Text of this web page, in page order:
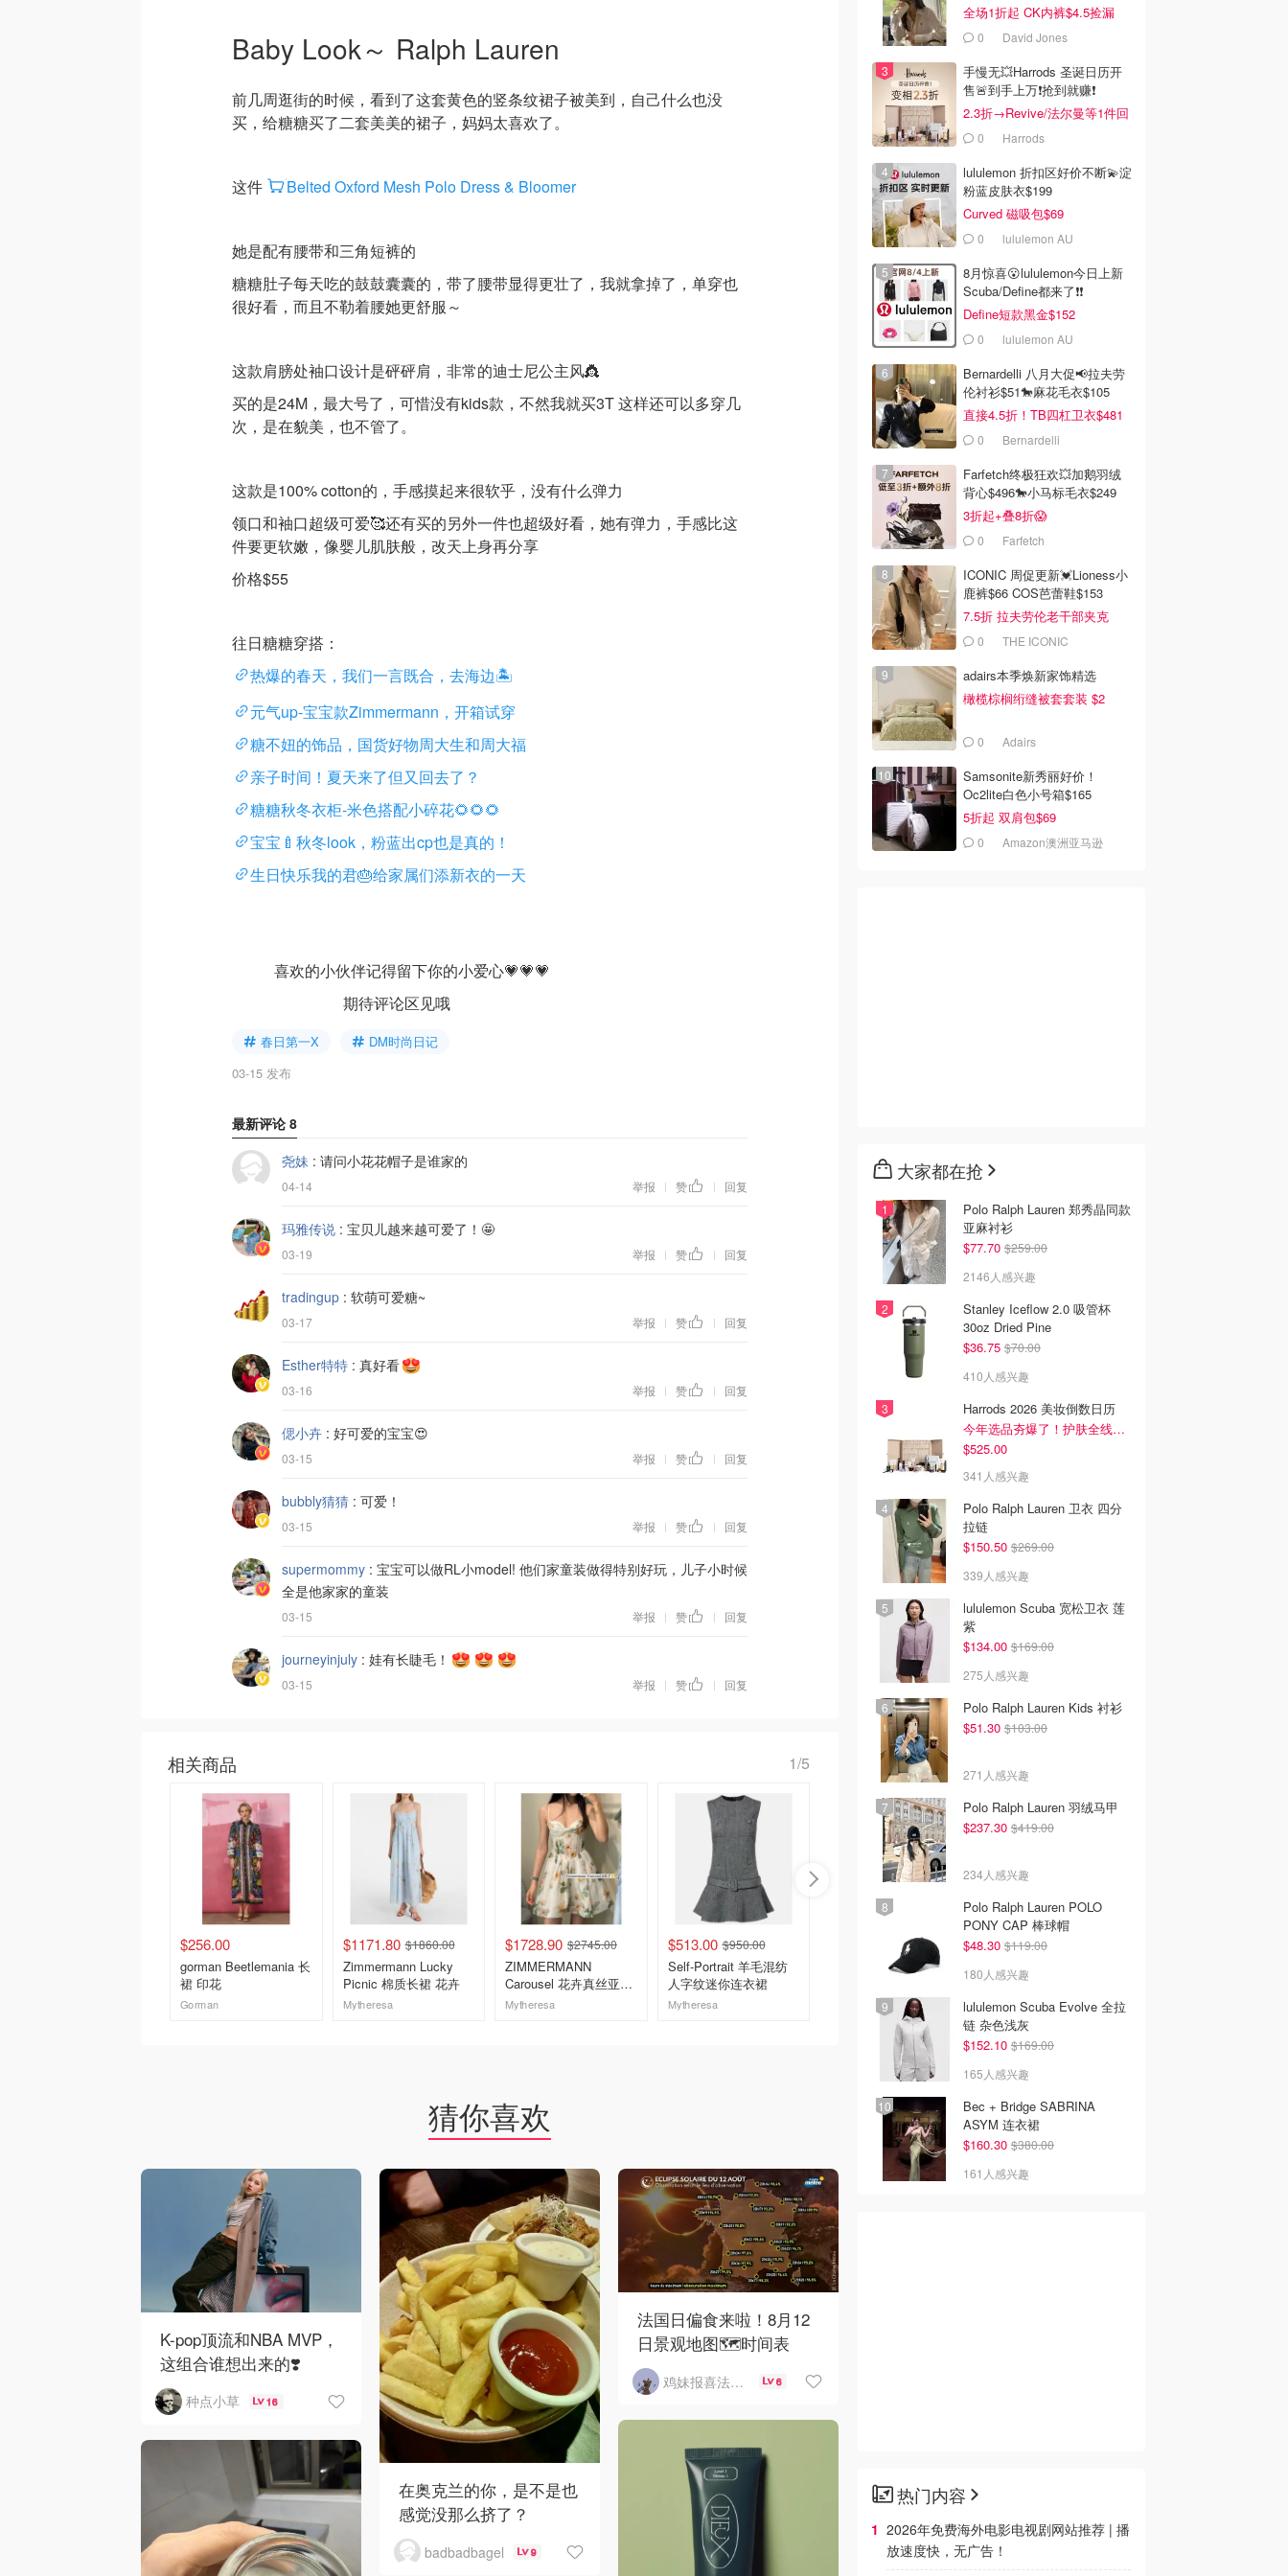
Baby Look～ Ralph Lauren
前几周逛街的时候，看到了这套黄色的竖条纹裙子被美到，自己什么也没
买，给糖糖买了二套美美的裙子，妈妈太喜欢了。
这件 Belted Oxford Mesh Polo Dress & Bloomer
她是配有腰带和三角短裤的
糖糖肚子每天吃的鼓鼓囊囊的，带了腰带显得更壮了，我就拿掉了，单穿也
很好看，而且不勒着腰她更舒服～
这款肩膀处袖口设计是砰砰肩，非常的迪士尼公主风👸
买的是24M，最大号了，可惜没有kids款，不然我就买3T 这样还可以多穿几
次，是在貌美，也不管了。
这款是100% cotton的，手感摸起来很软乎，没有什么弹力
领口和袖口超级可爱🥰还有买的另外一件也超级好看，她有弹力，手感比这
件要更软嫩，像婴儿肌肤般，改天上身再分享
价格$55
往日糖糖穿搭：
热爆的春天，我们一言既合，去海边🏝️
元气up-宝宝款Zimmermann，开箱试穿
糖不妞的饰品，国货好物周大生和周大福
亲子时间！夏天来了但又回去了？
糖糖秋冬衣柜-米色搭配小碎花🌻🌻🌻
宝宝🍼秋冬look，粉蓝出cp也是真的！
生日快乐我的君🎂给家属们添新衣的一天
喜欢的小伙伴记得留下你的小爱心💗💗💗
期待评论区见哦
春日第一X
DM时尚日记
03-15 发布
最新评论 8
尧妹 : 请问小花花帽子是谁家的
04-14 举报 | 赞 | 回复
玛雅传说 : 宝贝儿越来越可爱了！🤩
03-19 举报 | 赞 | 回复
tradingup : 软萌可爱糖~
03-17 举报 | 赞 | 回复
Esther特特 : 真好看
03-16 举报 | 赞 | 回复
偲小卉 : 好可爱的宝宝😍
03-15 举报 | 赞 | 回复
bubbly猜猜 : 可爱！
03-15 举报 | 赞 | 回复
supermommy : 宝宝可以做RL小model! 他们家童装做得特别好玩，儿子小时候
全是他家家的童装
03-15 举报 | 赞 | 回复
journeyinjuly : 娃有长睫毛！
03-15 举报 | 赞 | 回复
相关商品 1/5
$256.00
gorman Beetlemania 长
裙 印花
Gorman
$1171.80 $1860.00
Zimmermann Lucky
Picnic 棉质长裙 花卉
Mytheresa
$1728.90 $2745.00
ZIMMERMANN
Carousel 花卉真丝亚麻
连衣裙
Mytheresa
$513.00 $950.00
Self-Portrait 羊毛混纺
人字纹迷你连衣裙
Mytheresa
$890.00
Self-Portrait 水晶点缀
去购买
Burberry 格纹羊毛羊绒
短裙
Mytheresa
猜你喜欢
K-pop顶流和NBA MVP，
这组合谁想出来的❣️
Levi’s这次真的杀疯了！
种点小草 16
在奥克兰的你，是不是也
感觉没那么挤了？
badbadbagel 9
法国日偏食来啦！8月12
日景观地图🗺️时间表
鸡妹报喜法国实用信息版 6
全场1折起 CK内裤$4.5捡漏
0 David Jones
手慢无💥Harrods 圣诞日历开
售🚨到手上万❗️抢到就赚❗️
2.3折→Revive/法尔曼等1件回
本！0 Harrods
lululemon 折扣区好价不断💫淀
粉蓝皮肤衣$199
Curved 磁吸包$69
0 lululemon AU
8月惊喜😮lululemon今日上新
Scuba/Define都来了❗️❗️
Define短款黑金$152
0 lululemon AU
Bernardelli 八月大促📢拉夫劳
伦衬衫$51🐎麻花毛衣$105
直接4.5折！TB四杠卫衣$481
0 Bernardelli
Farfetch终极狂欢💥加鹅羽绒
背心$496🐎小马标毛衣$249
3折起+叠8折😱
0 Farfetch
ICONIC 周促更新💓Lioness小
鹿裤$66 COS芭蕾鞋$153
7.5折 拉夫劳伦老干部夹克
$4190 THE ICONIC
adairs本季焕新家饰精选
橄榄棕榈绗缝被套套装 $2
0 Adairs
Samsonite新秀丽好价！
Oc2lite白色小号箱$165
5折起 双肩包$69
0 Amazon澳洲亚马逊
大家都在抢
Polo Ralph Lauren 郑秀晶同款
亚麻衬衫
$77.70 $259.00
2146人感兴趣
Stanley Iceflow 2.0 吸管杯
30oz Dried Pine
$36.75 $70.00
410人感兴趣
Harrods 2026 美妆倒数日历
今年选品夯爆了！护肤全线都很绝
$525.00
341人感兴趣
Polo Ralph Lauren 卫衣 四分
拉链
$150.50 $269.00
339人感兴趣
lululemon Scuba 宽松卫衣 莲
紫
$134.00 $169.00
275人感兴趣
Polo Ralph Lauren Kids 衬衫
$51.30 $103.00
271人感兴趣
Polo Ralph Lauren 羽绒马甲
$237.30 $419.00
234人感兴趣
Polo Ralph Lauren POLO
PONY CAP 棒球帽
$48.30 $119.00
180人感兴趣
lululemon Scuba Evolve 全拉
链 杂色浅灰
$152.10 $169.00
165人感兴趣
Bec + Bridge SABRINA
ASYM 连衣裙
$160.30 $380.00
161人感兴趣
热门内容
2026年免费海外电影电视剧网站推荐 | 播
放速度快，无广告！